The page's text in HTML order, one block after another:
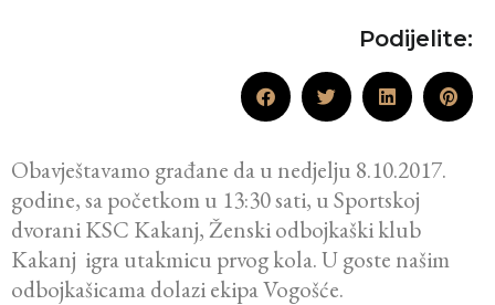
Podijelite:
Obavještavamo građane da u nedjelju 8.10.2017.
godine, sa početkom u 13:30 sati, u Sportskoj
dvorani KSC Kakanj, Ženski odbojkaški klub
Kakanj igra utakmicu prvog kola. U goste našim
odbojkašicama dolazi ekipa Vogošće.